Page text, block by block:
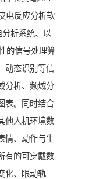
电反应分析软
分析系统、以
的信号处理算
动态识别等信
分析、频域分
表。同时结合
他人机环境数
情、动作与生
有的可穿戴数
化、眼动轨